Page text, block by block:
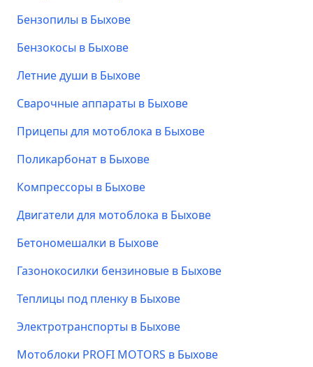
Бензопилы в Быхове
Бензокосы в Быхове
Летние души в Быхове
Сварочные аппараты в Быхове
Прицепы для мотоблока в Быхове
Поликарбонат в Быхове
Компрессоры в Быхове
Двигатели для мотоблока в Быхове
Бетономешалки в Быхове
Газонокосилки бензиновые в Быхове
Теплицы под пленку в Быхове
Электротранспорты в Быхове
Мотоблоки PROFI MOTORS в Быхове